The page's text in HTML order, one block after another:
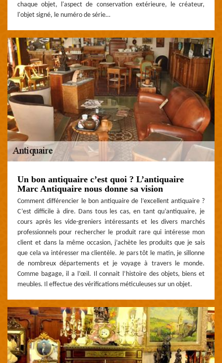
chaque objet, l'aspect de conservation extérieure, le créateur,
l'objet signé, le numéro de série…
Un bon antiquaire c’est quoi ? L’antiquaire
Marc Antiquaire nous donne sa vision
Comment différencier le bon antiquaire de l’excellent antiquaire ?
C’est difficile à dire. Dans tous les cas, en tant qu’antiquaire, je
cours après les vide-greniers intéressants et les divers marchés
professionnels pour rechercher le produit rare qui intéresse mon
client et dans la même occasion, j’achète les produits que je sais
que cela va intéresser ma clientèle. Je pars tôt le matin, je sillonne
de nombreux départements et je voyage à travers le monde.
Comme bagage, il a l’œil. Il connait l’histoire des objets, biens et
meubles. Il effectue des vérifications méticuleuses sur un objet.